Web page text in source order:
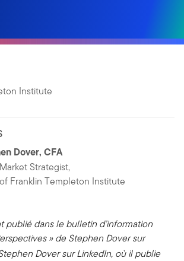
Dover, CFA
Strategist,
Franklin Templeton Institute
publié dans le bulletin d’information
» de Stephen Dover sur
Dover sur LinkedIn, où il publie